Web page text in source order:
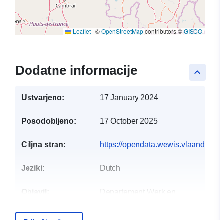
Leaflet | ©OpenStreetMapcontributors ©GISCO
keyboard_arrow_up
Dodatne informacije
Ustvarjeno: 17 January 2024
Posodobljeno: 17 October 2025
Ciljna stran: https://
Jeziki: Dutch
Departement Werk en